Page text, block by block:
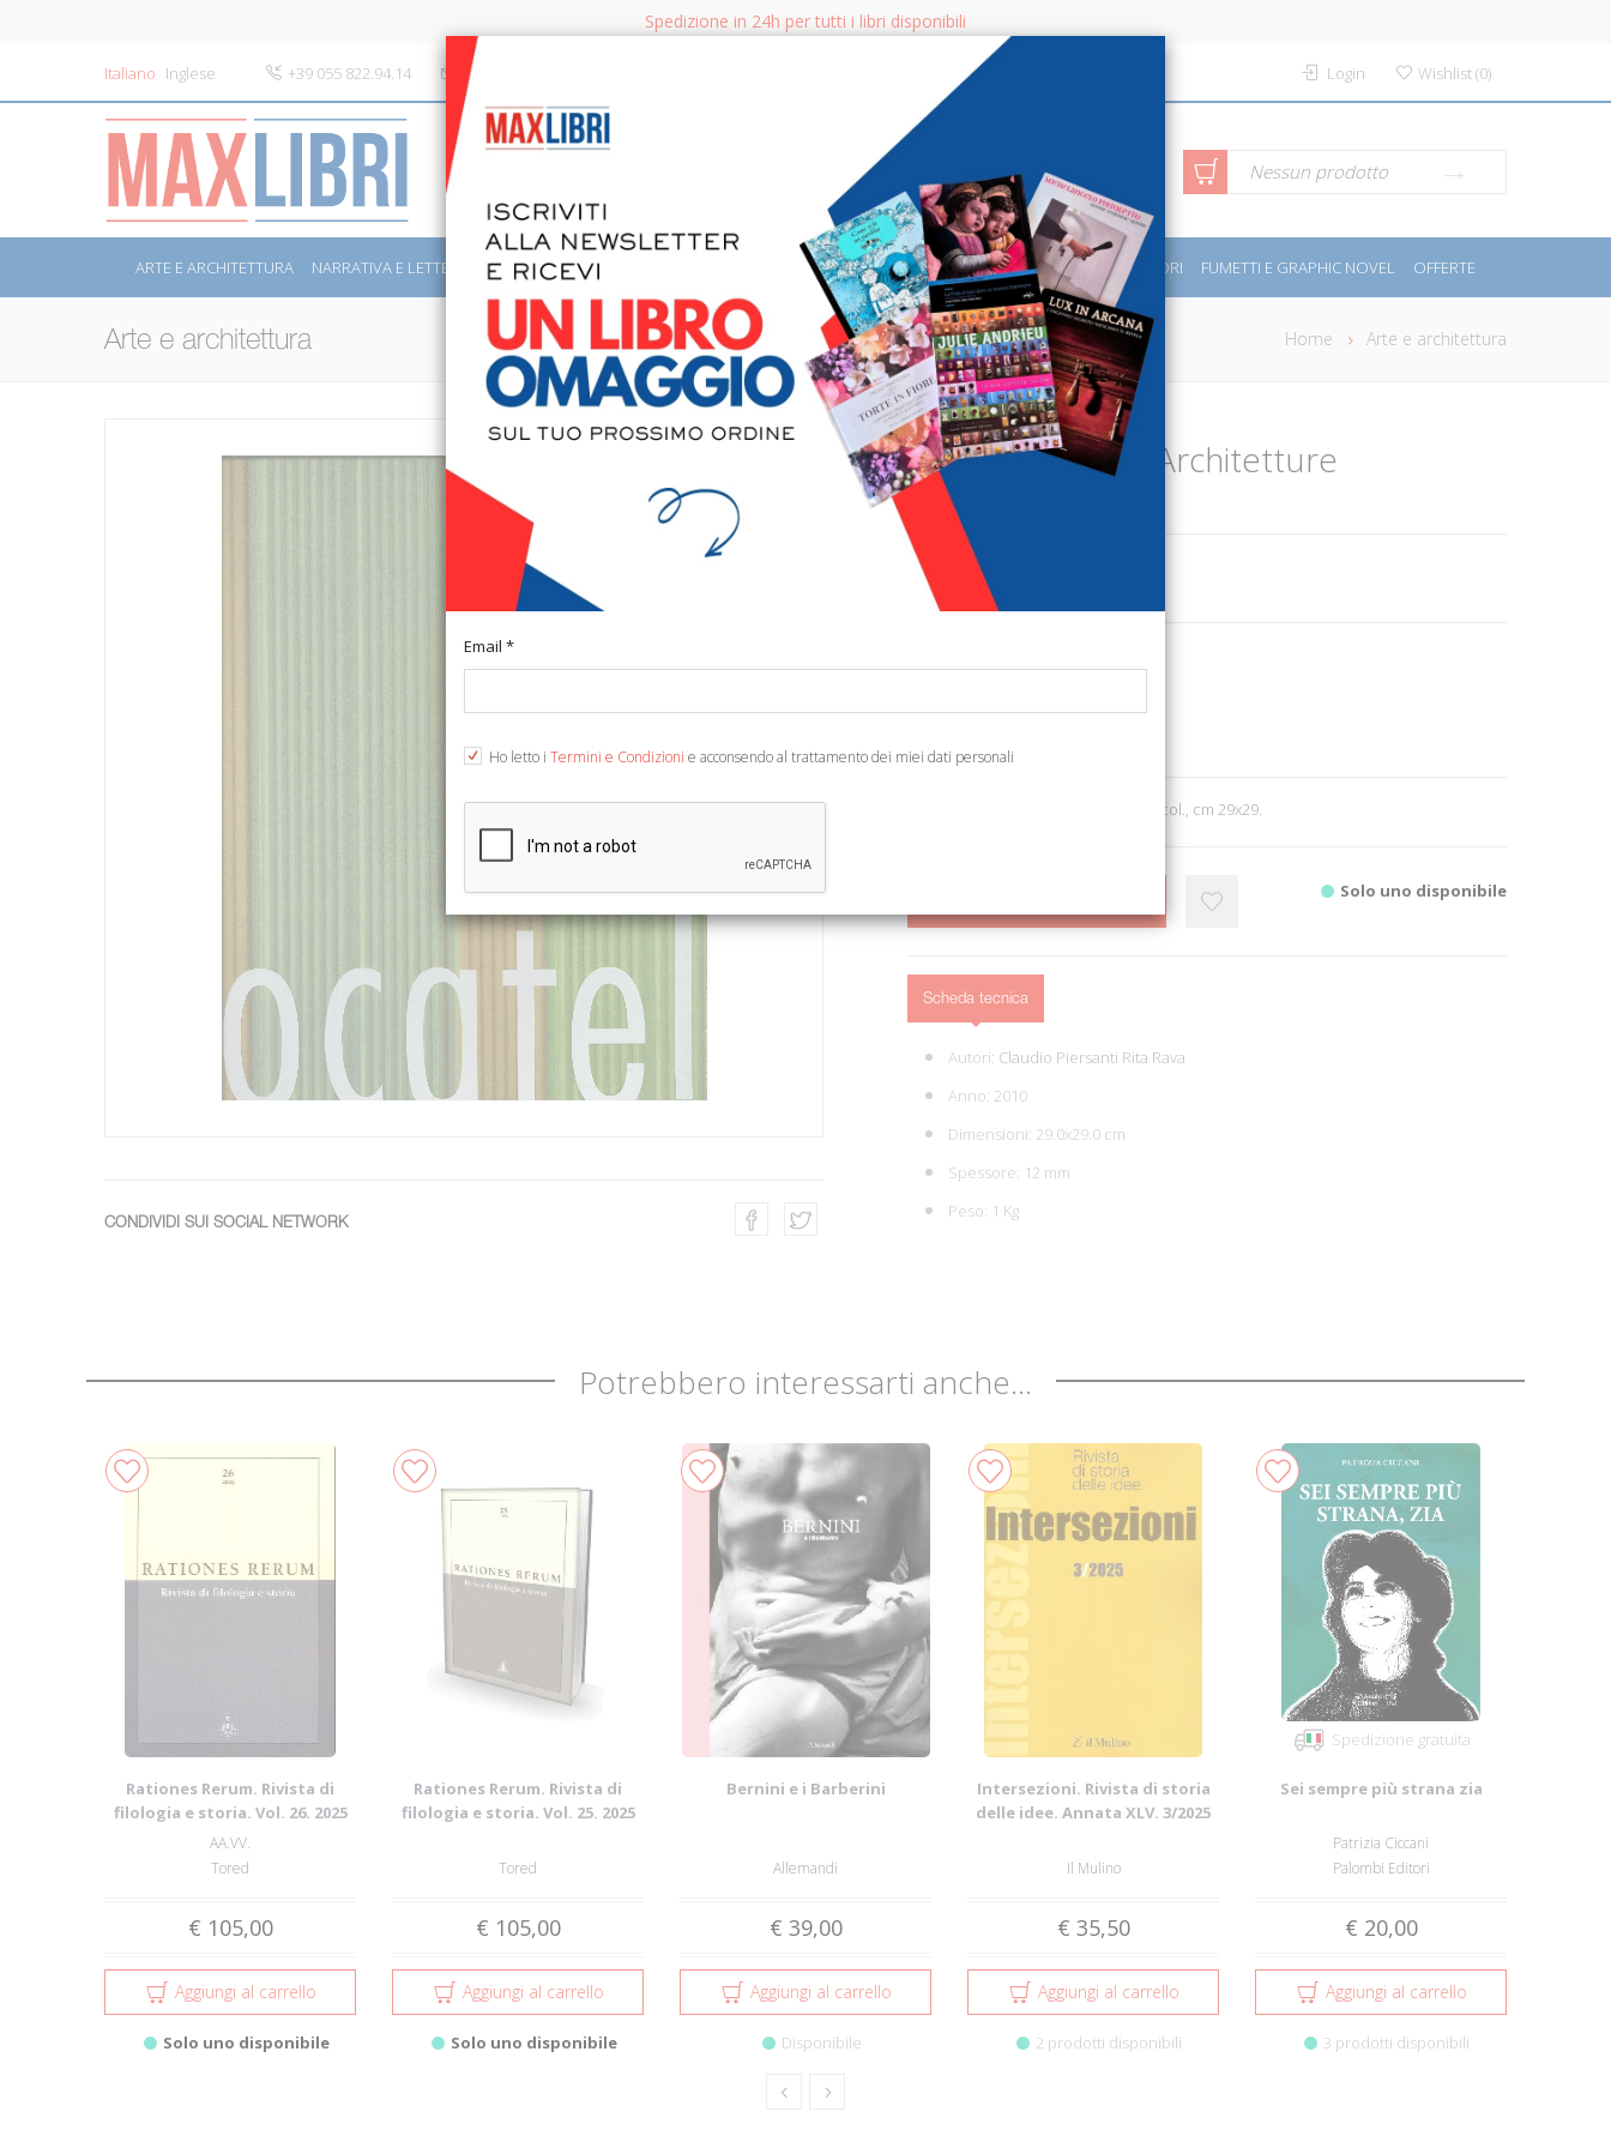
Spedizione in 24h per tutti i libri disponibili
Italiano Inglese +39 055 822.94.14 info@maxlibri.it Login Wishlist(0)
CERCA Ricerca avanzata Nessun prodotto
ARTE E ARCHITETTURA NARRATIVA E LETTERATURA SAGGISTICA LIBRI PER BAMBINI E RAGAZZI MANUALI - GUIDE - CORSI SPORT E MOTORI FUMETTI E GRAPHIC NOVEL OFFERTE
Arte e architettura Home Arte e architettura
CONDIVIDI SUI SOCIAL NETWORK
Arturo Locatelli. Architetture
Sperimentali
€ 35,00
Categoria: Arte e architettura
Faenza, 2010; cartonato, pp. 167, ill. col., cm 29x29.
Solo uno disponibile
Scheda tecnica
Autori: Claudio Piersanti Rita Rava
Anno: 2010
Dimensioni: 29.0x29.0 cm
Spessore: 12 mm
Peso: 1 Kg
Potrebbero interessarti anche...
Rationes Rerum. Rivista di
filologia e storia. Vol. 26. 2025
AA.VV.
Tored
€ 105,00
Aggiungi al carrello
Solo uno disponibile
Rationes Rerum. Rivista di
filologia e storia. Vol. 25. 2025
Tored
€ 105,00
Aggiungi al carrello
Solo uno disponibile
Bernini e i Barberini
Allemandi
€ 39,00
Aggiungi al carrello
Disponibile
Intersezioni. Rivista di storia
delle idee. Annata XLV. 3/2025
Il Mulino
€ 35,50
Aggiungi al carrello
2 prodotti disponibili
Spedizione gratuita
Sei sempre più strana zia
Patrizia Ciccani
Palombi Editori
€ 20,00
Aggiungi al carrello
3 prodotti disponibili
Email *
Ho letto i Termini e Condizioni e acconsendo al trattamento dei miei dati personali